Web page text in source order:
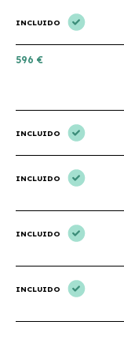
INCLUIDO
596 €
INCLUIDO
INCLUIDO
INCLUIDO
INCLUIDO